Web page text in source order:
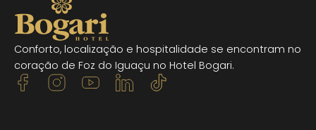
Conforto, localização e hospitalidade se encontram no
coração de Foz do Iguaçu no Hotel Bogari.